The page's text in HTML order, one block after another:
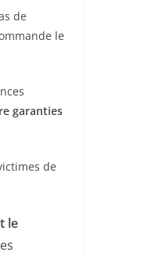
de
le
garanties
de
le